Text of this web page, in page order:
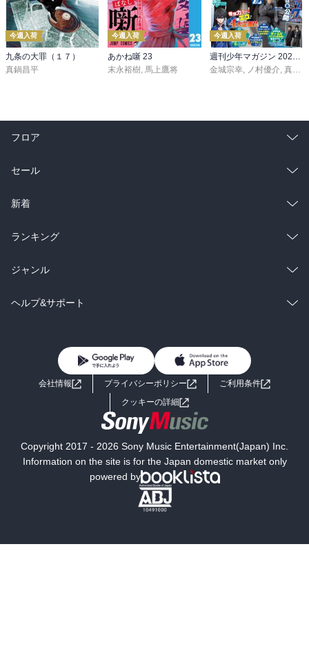
今週入荷
九条の大罪（１７）
真鍋昌平
今週入荷
あかね噺 23
末永裕樹, 馬上鷹将
今週入荷
週刊少年マガジン 2026年36・37号[2026年8月5日発売]
金城宗幸, ノ村優介, 真島ヒロ
フロア
総合
ラノベ
雑誌・グラビア
BL・TL
セール
総合
ラノベ
雑誌・グラビア
BL・TL
新着
総合
ラノベ
雑誌・グラビア
ランキング
総合
ラノベ
ジャンル
コミック
ライトノベル 男子向けラノベ
小説
海外小説
ミステリー SF
文学
ヘルプ&サポート
よくあるご質問 お問い合わせ
会社情報 プライバシーポリシー
ご利用条件
クッキーの詳細
Copyright 2017 - 2026 Sony Music Entertainment(Japan) Inc.
Information on the site is for the Japan domestic market only
powered by